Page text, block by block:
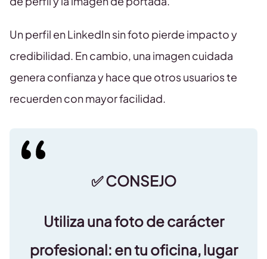
Un perfil en LinkedIn sin foto pierde impacto y
credibilidad. En cambio, una imagen cuidada
genera confianza y hace que otros usuarios te
recuerden con mayor facilidad.
✅ CONSEJO
Utiliza una foto de carácter
profesional: en tu oficina, lugar